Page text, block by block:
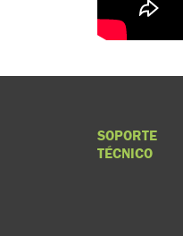
SOPORTE
TÉCNICO